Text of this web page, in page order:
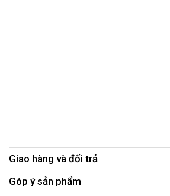
Giao hàng và đổi trả
Góp ý sản phẩm